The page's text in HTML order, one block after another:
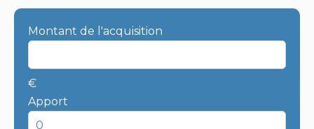
Montant de l'acquisition
€
Apport